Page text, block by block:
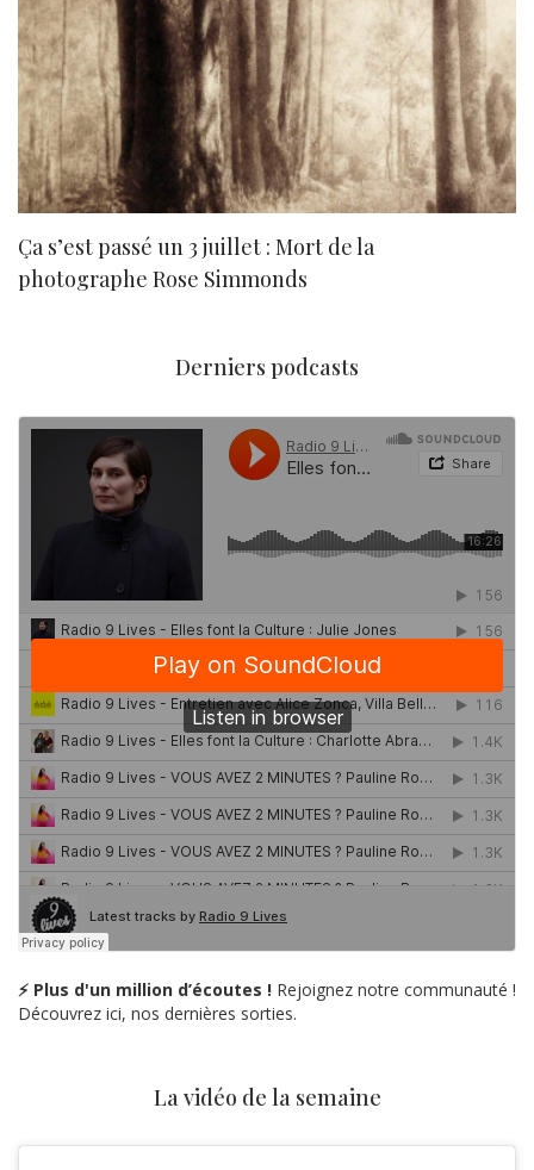
Ça s’est passé un 3 juillet : Mort de la
photographe Rose Simmonds
Derniers podcasts
⚡ Plus d'un million d’écoutes ! Rejoignez notre communauté !
Découvrez ici, nos dernières sorties.
La vidéo de la semaine